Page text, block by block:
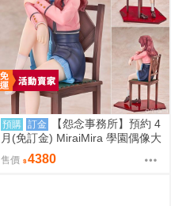
預購 訂金
【怨念事務所】預約 4
月(免訂金) MiraiMira 學園偶像大
師 花海咲季 雨後鳶尾花 特訓前V
er 1/7 0927
售價 4380